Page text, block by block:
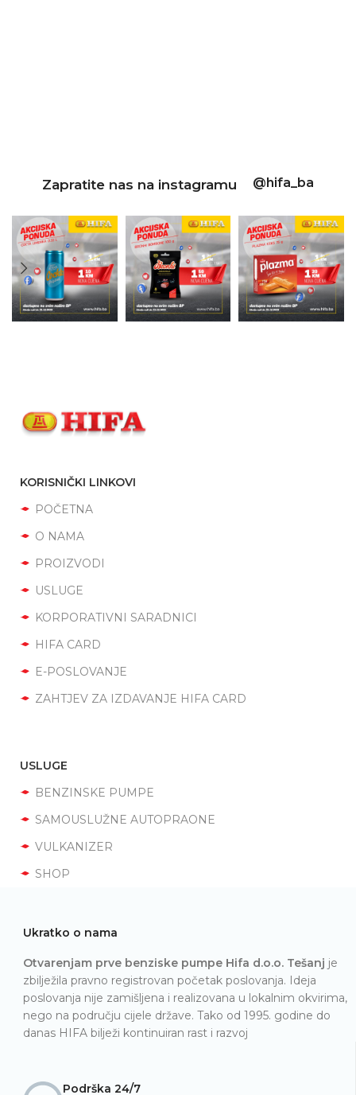
Zapratite nas na instagramu @hifa_ba
KORISNIČKI LINKOVI
POČETNA
O NAMA
PROIZVODI
USLUGE
KORPORATIVNI SARADNICI
HIFA CARD
E-POSLOVANJE
ZAHTJEV ZA IZDAVANJE HIFA CARD
USLUGE
BENZINSKE PUMPE
SAMOUSLUŽNE AUTOPRAONE
VULKANIZER
SHOP
Podrška 24/7
Ukratko o nama
Otvarenjam prve benziske pumpe Hifa d.o.o. Tešanj je
zbilježila pravno registrovan početak poslovanja. Ideja
poslovanja nije zamišljena i realizovana u lokalnim okvirima,
nego na području cijele države. Tako od 1995. godine do
danas HIFA bilježi kontinuiran rast i razvoj